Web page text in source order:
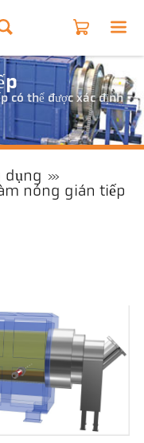
có thể được xác định
dụng
nóng gián tiếp